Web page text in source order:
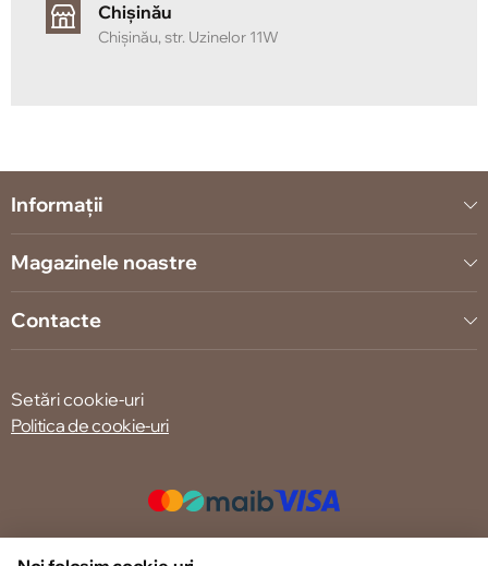
Chișinău
Chișinău, str. Uzinelor 11W
Informații
Magazinele noastre
Contacte
Setări cookie-uri
Politica de cookie-uri
© 2013 – 2026 ECOM